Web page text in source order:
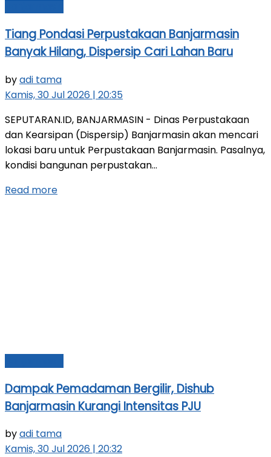
Tiang Pondasi Perpustakaan Banjarmasin
Banyak Hilang, Dispersip Cari Lahan Baru
byadi tama
Kamis, 30 Jul 2026 | 20:35
SEPUTARAN.ID, BANJARMASIN - Dinas Perpustakaan
dan Kearsipan (Dispersip) Banjarmasin akan mencari
lokasi baru untuk Perpustakaan Banjarmasin. Pasalnya,
kondisi bangunan perpustakan...
Read more
Dampak Pemadaman Bergilir, Dishub
Banjarmasin Kurangi Intensitas PJU
byadi tama
Kamis, 30 Jul 2026 | 20:32